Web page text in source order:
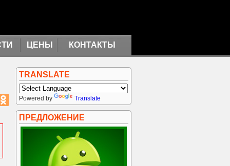
ЦЕНЫ КОНТАКТЫ
TRANSLATE
Powered by Translate
ПРЕДЛОЖЕНИЕ